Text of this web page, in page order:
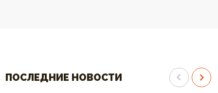
ПОСЛЕДНИЕ НОВОСТИ